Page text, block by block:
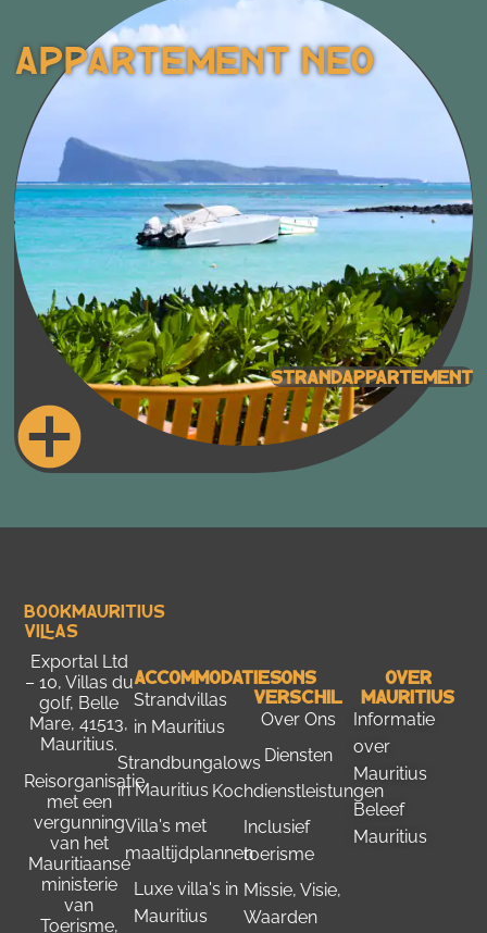
Appartement Neo
Strandappartement
Bookmauritius
Villas
Exportal Ltd
– 10, Villas du
golf, Belle
Mare, 41513,
Mauritius.
Reisorganisatie
met een
vergunning
van het
Mauritiaanse
ministerie
van
Toerisme,
Accommodaties
Strandvillas
in Mauritius
Strandbungalows
in Mauritius
Villa's met
maaltijdplannen
Luxe villa's in
Mauritius
Ons
Verschil
Over Ons
Diensten
Kochdienstleistungen
Inclusief
toerisme
Missie, Visie,
Waarden
Over
Mauritius
Informatie
over
Mauritius
Beleef
Mauritius